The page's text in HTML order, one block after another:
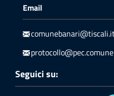
Email
Seguici su: